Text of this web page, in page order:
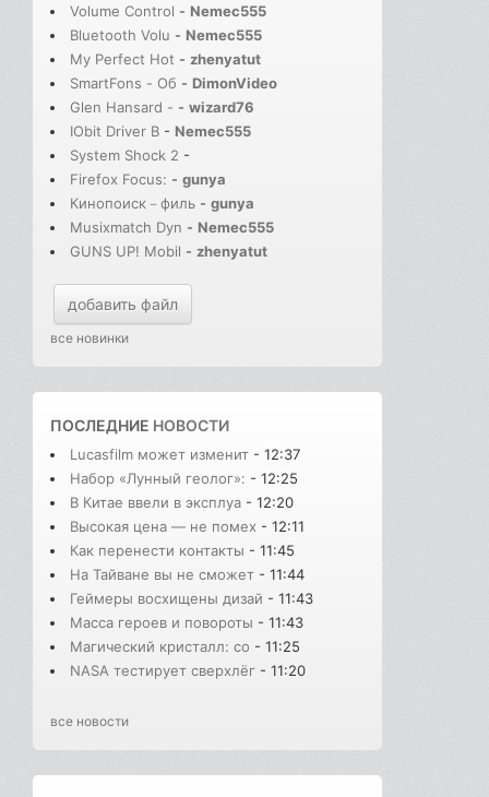
Volume Control - Nemec555
Bluetooth Volu - Nemec555
My Perfect Hot - zhenyatut
SmartFons - Об - DimonVideo
Glen Hansard - - wizard76
IObit Driver B - Nemec555
System Shock 2 -
Firefox Focus: - gunya
Кинопоиск－филь - gunya
Musixmatch Dyn - Nemec555
GUNS UP! Mobil - zhenyatut
добавить файл
все новинки
ПОСЛЕДНИЕ НОВОСТИ
Lucasfilm может изменит - 12:37
Набор «Лунный геолог»: - 12:25
В Китае ввели в эксплуа - 12:20
Высокая цена — не помех - 12:11
Как перенести контакты - 11:45
На Тайване вы не сможет - 11:44
Геймеры восхищены дизай - 11:43
Масса героев и повороты - 11:43
Магический кристалл: со - 11:25
NASA тестирует сверхлёг - 11:20
все новости